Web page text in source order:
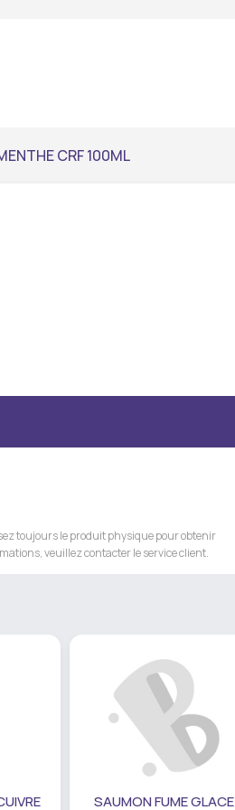
CRF 100ML
toujours le produit physique pour obtenir
veuillez contacter le service client.
SAUMON FUME GLACE